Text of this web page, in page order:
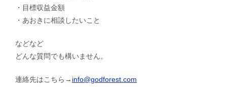
・目標収益金額
・あおきに相談したいこと
などなど
どんな質問でも構いません。
連絡先はこちら→ info@godforest.com